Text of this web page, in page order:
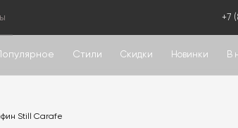
+7
Популярное Стили Скидки Новинки В
Still Carafe